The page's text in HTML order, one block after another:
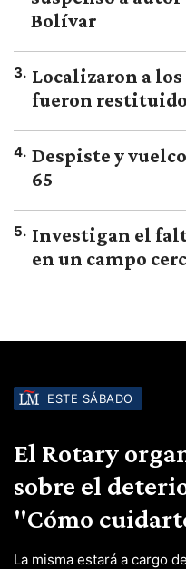
Bolívar
3. Localizaron a
fueron
4. Despiste y
65
5. Investigan el
en un campo
ESTE SÁBADO
El Rotary
sobre el
"Cómo
La misma estará a cargo